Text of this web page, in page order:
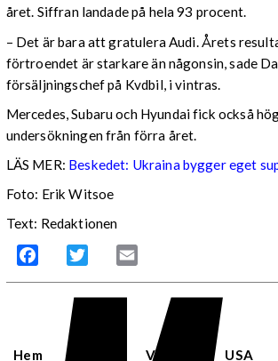
året. Siffran landade på hela 93 procent.
– Det är bara att gratulera Audi. Årets
förtroendet är starkare än någonsin, sade
försäljningschef på Kvdbil, i vintras.
Mercedes, Subaru och Hyundai fick också
undersökningen från förra året.
LÄS MER: Beskedet: Ukraina bygger eget
Foto: Erik Witsoe
Text: Redaktionen
Facebook Twitter
Hem Världen USA